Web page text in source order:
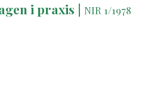
i praxis | NIR 1/1978